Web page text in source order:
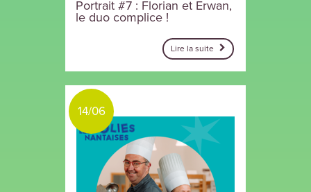
Portrait #7 : Florian et Erwan,
le duo complice !
Lire la suite
14/06